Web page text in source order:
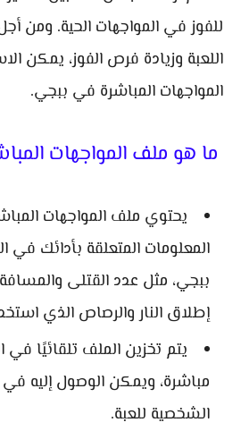
للفوز في المواجهات الحية. ومن
اللعبة وزيادة فرص الفوز، يمكن
المواجهات المباشرة في ببجي.
ما هو ملف المواجهات
يحتوي ملف المواجهات
المعلومات المتعلقة بأدائك في
ببجي، مثل عدد القتلى
إطلاق النار والرصاص الذي
يتم تخزين الملف تلقائيًا في
مباشرة، ويمكن الوصول إليه في
الشخصية للعبة.